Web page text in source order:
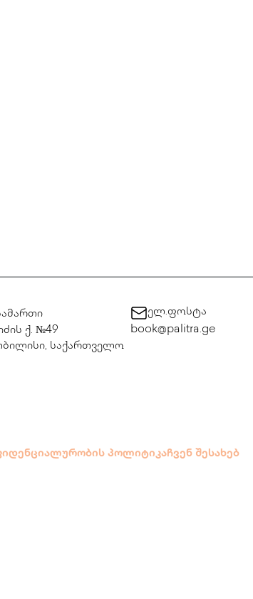
ქ. №49
საქართველო
ელ.ფოსტა
book@palitra.ge
პოლიტიკაჩვენ შესახებ